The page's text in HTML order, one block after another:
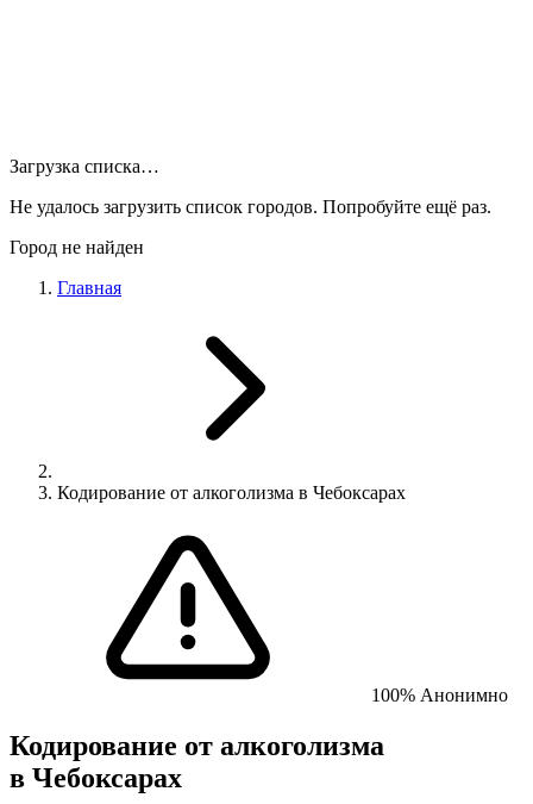
Загрузка списка…
Не удалось загрузить список городов. Попробуйте ещё раз.
Город не найден
Главная
Кодирование от алкоголизма в Чебоксарах
100% Анонимно
Кодирование от алкоголизма
в Чебоксарах